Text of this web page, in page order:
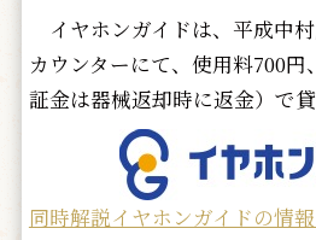
イヤホンガイドは、平成中
カウンターにて、使用料700円
証金は器械返却時に返金）で貸
同時解説イヤホンガイドの情